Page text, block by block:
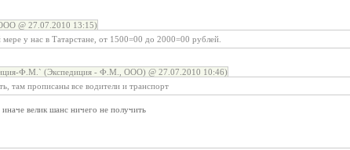
@ 27.07.2010 13:15)
у нас в Татарстане, от 1500=00 до 2000=00 рублей.
Ф.М.` (Экспедиция - Ф.М., ООО) @ 27.07.2010 10:46)
там прописаны все водители и транспорт
велик шанс ничего не получить